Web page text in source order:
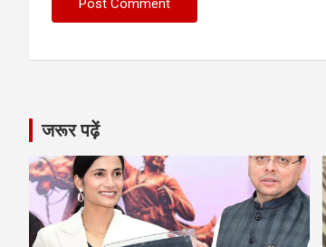
जरूर पढ़ें